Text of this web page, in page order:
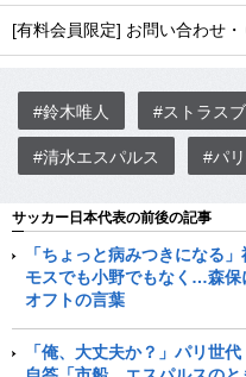
[有料会員限定] お問い合わせ・
#鈴木唯人 #ストラス
#清水エスパルス #パ
サッカー日本代表の前後の記事
「ちょっと病みつきになる
モスでも小野でもなく…森保
オフトの言葉
「俺、大丈夫か？」パリ世